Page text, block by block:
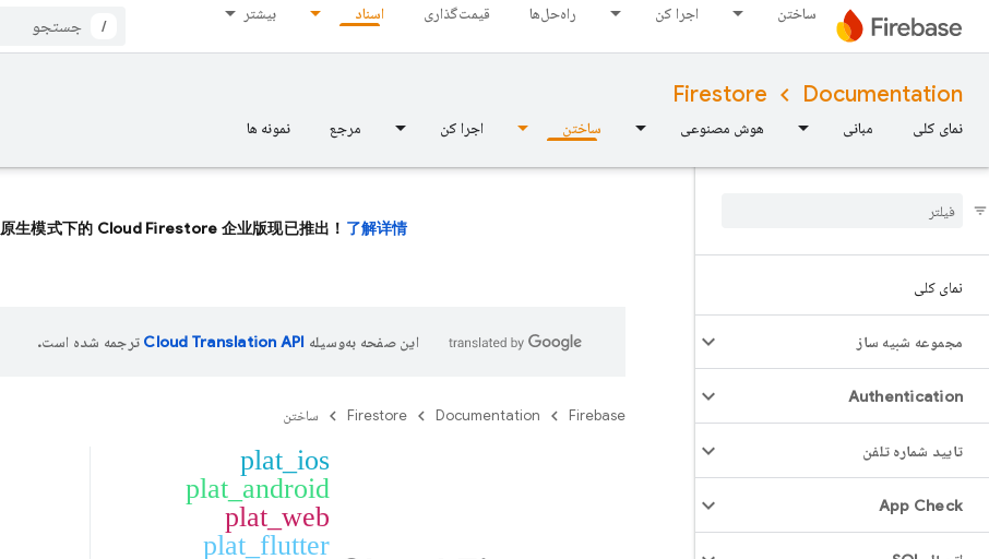
ساختن اجرا کن راه‌حل‌ها قیمت‌گذاری اسناد بیشتر
/
Documentation
Firestore
نمای کلی مبانی هوش مصنوعی ساختن اجرا کن مرجع نمونه ها
نمای کلی
مجموعه شبیه ساز
Authentication
تایید شماره تلفن
App Check
原生模式下的 Cloud Firestore 企业版现已推出！ 了解详情。
این صفحه به‌وسیله ترجمه شده است.
Firebase
Documentation
Firestore ساختن
plat_ios
plat_android
plat_web
plat_flutter